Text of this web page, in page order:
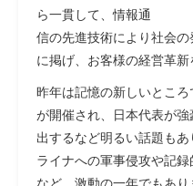
ら一貫して、情報通
信の先進技術により社会
に掲げ、お客様の経営革新
昨年は記憶の新しいとこ
が開催され、日本代表が
出するなど明るい話題も
ライナへの軍事侵攻や記